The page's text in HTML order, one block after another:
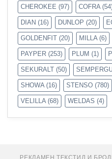
CHEROKEE (97) COFRA
DIAN (16) DUNLOP (20)
GOLDENFIT (20) MILLA (6)
PAYPER (253) PLUM (1)
SEKURALT (50)
SHOWA (16) STENSO (780)
VELILLA (68) WELDAS (4)
РЕКЛАМЕН ТЕКСТИЛ И